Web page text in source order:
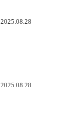
2025.08.28
2025.08.28